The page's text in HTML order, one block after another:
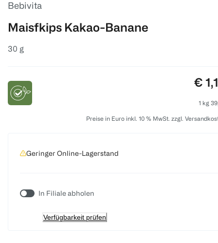
Bebivita
Maisfkips Kakao-Banane
30 g
€
1 kg
Preise in Euro inkl. 10 % MwSt. zzgl.
Geringer Online-Lagerstand
In Filiale abholen
Verfügbarkeit prüfen